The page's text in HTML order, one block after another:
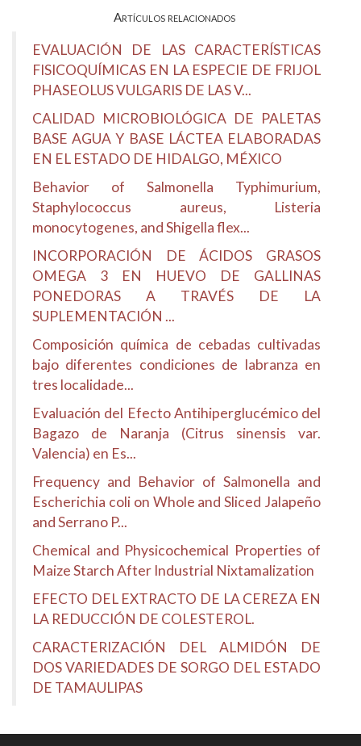
Artículos relacionados
EVALUACIÓN DE LAS CARACTERÍSTICAS
FISICOQUÍMICAS EN LA ESPECIE DE FRIJOL
PHASEOLUS VULGARIS DE LAS V...
CALIDAD MICROBIOLÓGICA DE PALETAS
BASE AGUA Y BASE LÁCTEA ELABORADAS
EN EL ESTADO DE HIDALGO, MÉXICO
Behavior of Salmonella Typhimurium,
Staphylococcus aureus, Listeria
monocytogenes, and Shigella flex...
INCORPORACIÓN DE ÁCIDOS GRASOS
OMEGA 3 EN HUEVO DE GALLINAS
PONEDORAS A TRAVÉS DE LA
SUPLEMENTACIÓN ...
Composición química de cebadas cultivadas
bajo diferentes condiciones de labranza en
tres localidade...
Evaluación del Efecto Antihiperglucémico del
Bagazo de Naranja (Citrus sinensis var.
Valencia) en Es...
Frequency and Behavior of Salmonella and
Escherichia coli on Whole and Sliced Jalapeño
and Serrano P...
Chemical and Physicochemical Properties of
Maize Starch After Industrial Nixtamalization
EFECTO DEL EXTRACTO DE LA CEREZA EN
LA REDUCCIÓN DE COLESTEROL.
CARACTERIZACIÓN DEL ALMIDÓN DE
DOS VARIEDADES DE SORGO DEL ESTADO
DE TAMAULIPAS